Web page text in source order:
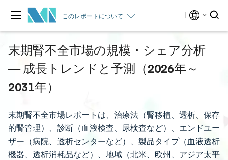
このレポートについて
末期腎不全市場の規模・シェア分析
― 成長トレンドと予測（2026年～
2031年）
末期腎不全市場レポートは、治療法（腎移植、透析、保存
的腎管理）、診断（血液検査、尿検査など）、エンドユー
ザー（病院、透析センターなど）、製品タイプ（血液透析
機器、透析消耗品など）、地域（北米、欧州、アジア太平